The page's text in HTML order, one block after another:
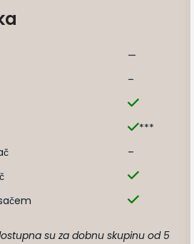
—
–
***
–
su za dobnu skupinu od 5